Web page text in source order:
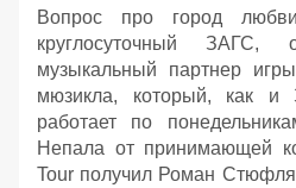
Вопрос про город
круглосуточный ЗАГС,
музыкальный партнер
мюзикла, который, как
работает по
Непала от принимающей
Tour получил Роман